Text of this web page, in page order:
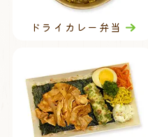
ドライカレー弁当